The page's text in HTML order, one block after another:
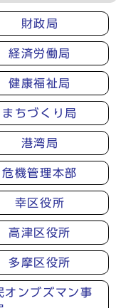
財政局
経済労働局
健康福祉局
まちづくり局
港湾局
危機管理本部
幸区役所
高津区役所
多摩区役所
オンブズマン事